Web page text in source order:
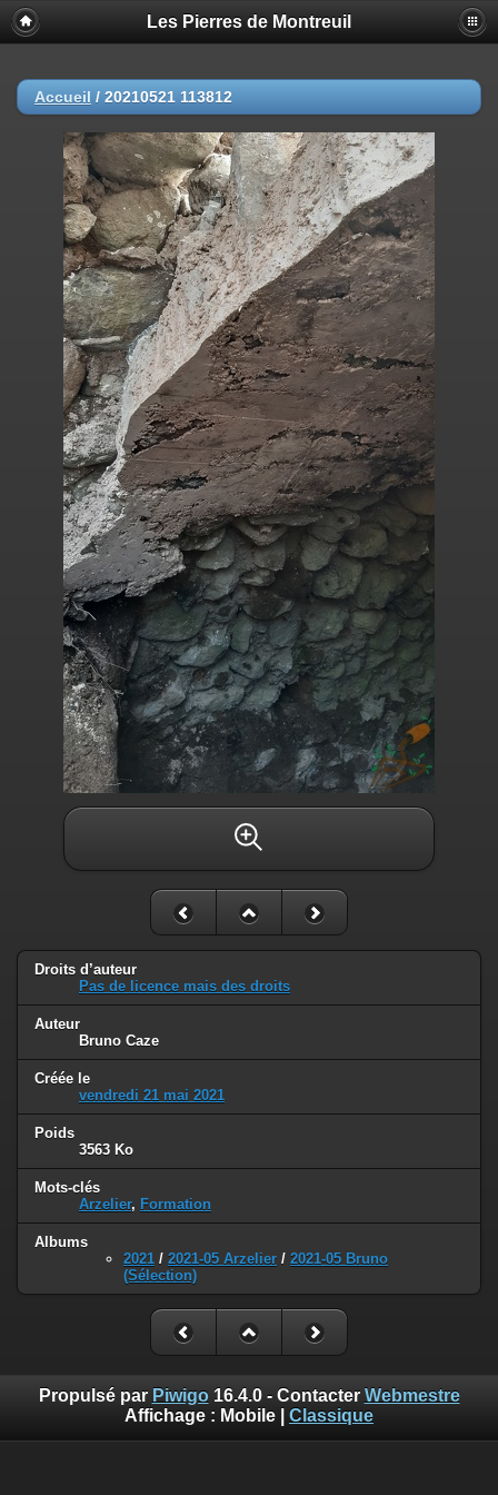
Les Pierres de Montreuil
Accueil / 20210521 113812
Droits d’auteur
Pas de licence mais des droits
Auteur
Bruno Caze
Créée le
vendredi 21 mai 2021
Poids
3563 Ko
Mots-clés
Arzelier, Formation
Albums
2021 / 2021-05 Arzelier / 2021-05 Bruno
(Sélection)
Propulsé par Piwigo16.4.0 - Contacter Webmestre
Affichage : Mobile
Classique